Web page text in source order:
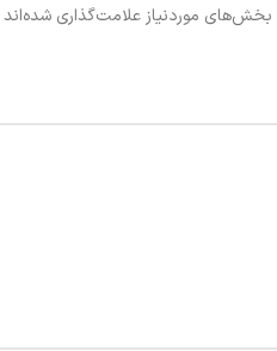
بخش‌های موردنیاز علامت‌گذاری شده‌اند